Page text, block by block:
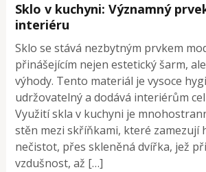
Sklo v kuchyni: Významný
interiéru
Sklo se stává nezbytným prvkem
přinášejícím nejen estetický šarm,
výhody. Tento materiál je vysoce
udržovatelný a dodává interiérům
Využití skla v kuchyni je
stěn mezi skříňkami, které zamezují
nečistot, přes skleněná dvířka, jež
vzdušnost, až […]